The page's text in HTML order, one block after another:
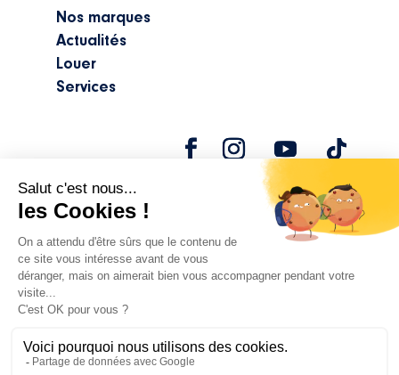
Nos marques
Actualités
Louer
Services
©2024 Marine Center |Mentions légales
|Politique de confidentialité